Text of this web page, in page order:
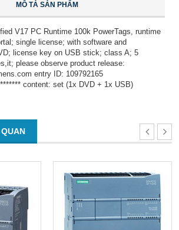
MÔ TẢ SẢN PHẨM
V17 PC Runtime 100k PowerTags, runtime
single license; with software and
license key on USB stick; class A; 5
please observe product release:
entry ID: 109792165
content: set (1x DVD + 1x USB)